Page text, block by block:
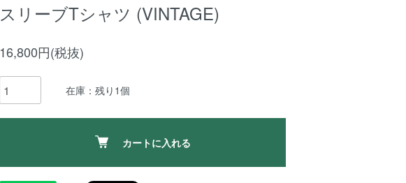
スリーブTシャツ (VINTAGE)
16,800円(税抜)
在庫：残り1個
カートに入れる